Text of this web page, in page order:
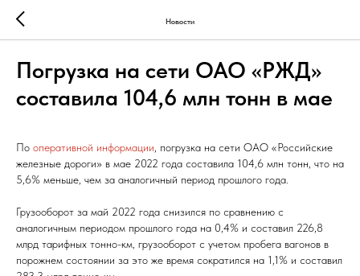
Новости
Погрузка на сети ОАО «РЖД»
составила 104,6 млн тонн в мае
По оперативной информации , погрузка на сети ОАО «Российские
железные дороги» в мае 2022 года составила 104,6 млн тонн, что на
5,6% меньше, чем за аналогичный период прошлого года.
Грузооборот за май 2022 года снизился по сравнению с
аналогичным периодом прошлого года на 0,4% и составил 226,8
млрд тарифных тонно-км, грузооборот с учетом пробега вагонов в
порожнем состоянии за это же время сократился на 1,1% и составил